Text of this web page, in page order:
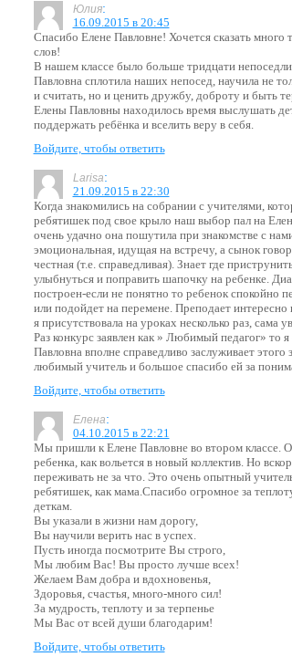
Юлия:
16.09.2015 в 20:45
Спасибо Елене Павловне! Хочется сказать
слов!
В нашем классе было больше тридцати
Павловна сплотила наших непосед, научила не
и считать, но и ценить дружбу, доброту и быть
Елены Павловны находилось время выслушать
поддержать ребёнка и вселить веру в себя.
Войдите, чтобы ответить
Larisa:
21.09.2015 в 22:30
Когда знакомились на собрании с учителями,
ребятишек под свое крыло наш выбор пал на
очень удачно она пошутила при знакомстве с
эмоциональная, идущая на встречу, а сынок
честная (т.е. справедливая). Знает где
улыбнуться и поправить шапочку на ребенке.
построен-если не понятно то ребенок спокойно
или подойдет на перемене. Преподает интересно
я присутствовала на уроках несколько раз, сама
Раз конкурс заявлен как » Любимый педагог» то
Павловна вполне справедливо заслуживает
любимый учитель и большое спасибо ей за
Войдите, чтобы ответить
Елена:
04.10.2015 в 22:21
Мы пришли к Елене Павловне во втором классе.
ребенка, как вольется в новый коллектив. Но
переживать не за что. Это очень опытный
ребятишек, как мама.Спасибо огромное за
деткам.
Вы указали в жизни нам дорогу,
Вы научили верить нас в успех.
Пусть иногда посмотрите Вы строго,
Мы любим Вас! Вы просто лучше всех!
Желаем Вам добра и вдохновенья,
Здоровья, счастья, много-много сил!
За мудрость, теплоту и за терпенье
Мы Вас от всей души благодарим!
Войдите, чтобы ответить